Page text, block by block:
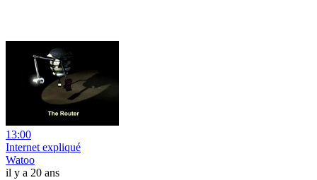
13:00
Internet expliqué
Watoo
il y a 20 ans